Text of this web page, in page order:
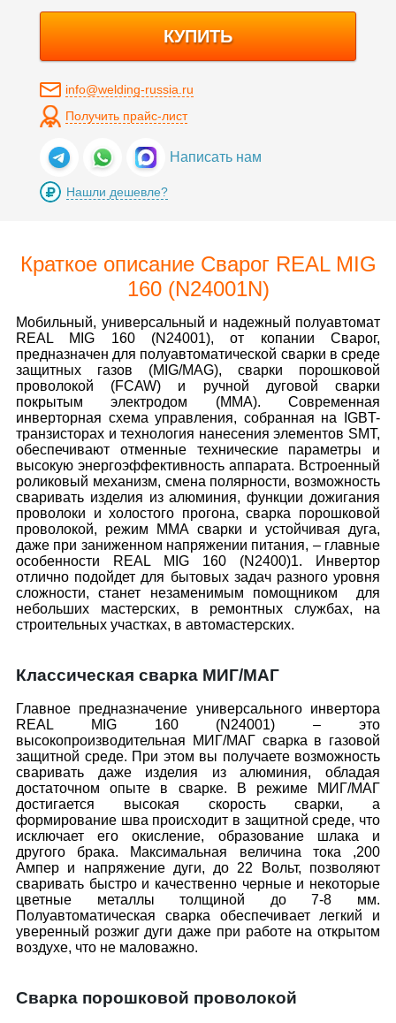
КУПИТЬ
info@welding-russia.ru
Получить прайс-лист
Написать нам
Нашли дешевле?
Краткое описание Сварог REAL MIG
160 (N24001N)
Мобильный, универсальный и надежный полуавтомат
REAL MIG 160 (N24001), от копании Сварог,
предназначен для полуавтоматической сварки в среде
защитных газов (MIG/MAG), сварки порошковой
проволокой (FCAW) и ручной дуговой сварки
покрытым электродом (MMA). Современная
инверторная схема управления, собранная на IGBT-
транзисторах и технология нанесения элементов SMT,
обеспечивают отменные технические параметры и
высокую энергоэффективность аппарата. Встроенный
роликовый механизм, смена полярности, возможность
сваривать изделия из алюминия, функции дожигания
проволоки и холостого прогона, сварка порошковой
проволокой, режим ММА сварки и устойчивая дуга,
даже при заниженном напряжении питания, – главные
особенности REAL MIG 160 (N2400)1. Инвертор
отлично подойдет для бытовых задач разного уровня
сложности, станет незаменимым помощником для
небольших мастерских, в ремонтных службах, на
строительных участках, в автомастерских.
Классическая сварка МИГ/МАГ
Главное предназначение универсального инвертора
REAL MIG 160 (N24001) – это
высокопроизводительная МИГ/МАГ сварка в газовой
защитной среде. При этом вы получаете возможность
сваривать даже изделия из алюминия, обладая
достаточном опыте в сварке. В режиме МИГ/МАГ
достигается высокая скорость сварки, а
формирование шва происходит в защитной среде, что
исключает его окисление, образование шлака и
другого брака. Максимальная величина тока ,200
Ампер и напряжение дуги, до 22 Вольт, позволяют
сваривать быстро и качественно черные и некоторые
цветные металлы толщиной до 7-8 мм.
Полуавтоматическая сварка обеспечивает легкий и
уверенный розжиг дуги даже при работе на открытом
воздухе, что не маловажно.
Сварка порошковой проволокой